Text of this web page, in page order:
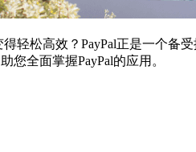
松高效？PayPal正是一个备
您全面掌握PayPal的应用。